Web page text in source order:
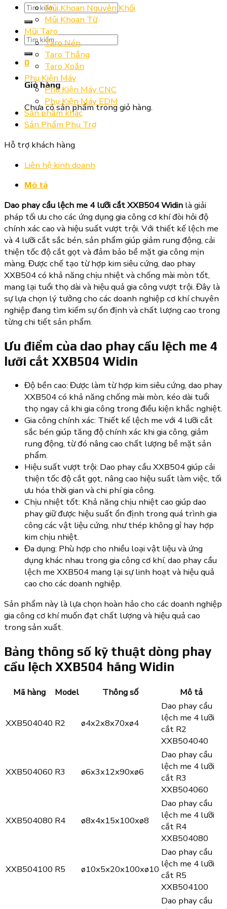
Tìm
kiếm:
Tìm
kiếm:
0
Giỏ hàng
Chưa có sản phẩm trong giỏ hàng.
Mũi Khoan Nguyên Khối
Mũi Khoan Từ
Mũi Taro
Taro Nén
Taro Thẳng
Taro Xoắn
Phụ Kiện Máy
Phụ Kiện Máy CNC
Phụ Kiện Máy EDM
Sản phẩm khác
Sản Phẩm Phụ Trợ
Hỗ trợ khách hàng
Liên hệ kinh doanh
Mô tả
Dao phay cầu lệch me 4 lưỡi cắt XXB504 Widin là giải
pháp tối ưu cho các ứng dụng gia công cơ khí đòi hỏi độ
chính xác cao và hiệu suất vượt trội. Với thiết kế lệch me
và 4 lưỡi cắt sắc bén, sản phẩm giúp giảm rung động, cải
thiện tốc độ cắt gọt và đảm bảo bề mặt gia công mịn
màng. Được chế tạo từ hợp kim siêu cứng, dao phay
XXB504 có khả năng chịu nhiệt và chống mài mòn tốt,
mang lại tuổi thọ dài và hiệu quả gia công vượt trội. Đây là
sự lựa chọn lý tưởng cho các doanh nghiệp cơ khí chuyên
nghiệp đang tìm kiếm sự ổn định và chất lượng cao trong
từng chi tiết sản phẩm.
Ưu điểm của dao phay cầu lệch me 4
lưỡi cắt XXB504 Widin
Độ bền cao: Được làm từ hợp kim siêu cứng, dao phay
XXB504 có khả năng chống mài mòn, kéo dài tuổi
thọ ngay cả khi gia công trong điều kiện khắc nghiệt.
Gia công chính xác: Thiết kế lệch me với 4 lưỡi cắt
sắc bén giúp tăng độ chính xác khi gia công, giảm
rung động, từ đó nâng cao chất lượng bề mặt sản
phẩm.
Hiệu suất vượt trội: Dao phay cầu XXB504 giúp cải
thiện tốc độ cắt gọt, nâng cao hiệu suất làm việc, tối
ưu hóa thời gian và chi phí gia công.
Chịu nhiệt tốt: Khả năng chịu nhiệt cao giúp dao
phay giữ được hiệu suất ổn định trong quá trình gia
công các vật liệu cứng, như thép không gỉ hay hợp
kim chịu nhiệt.
Đa dụng: Phù hợp cho nhiều loại vật liệu và ứng
dụng khác nhau trong gia công cơ khí, dao phay cầu
lệch me XXB504 mang lại sự linh hoạt và hiệu quả
cao cho các doanh nghiệp.
Sản phẩm này là lựa chọn hoàn hảo cho các doanh nghiệp
gia công cơ khí muốn đạt chất lượng và hiệu quả cao
trong sản xuất.
Bảng thông số kỹ thuật dòng phay
cầu lệch XXB504 hãng Widin
Mã hàng Model Thông số Mô tả
XXB504040 R2 ø4x2x8x70xø4
Dao phay cầu
lệch me 4 lưỡi
cắt R2
XXB504040
XXB504060 R3 ø6x3x12x90xø6
Dao phay cầu
lệch me 4 lưỡi
cắt R3
XXB504060
XXB504080 R4 ø8x4x15x100xø8
Dao phay cầu
lệch me 4 lưỡi
cắt R4
XXB504080
XXB504100 R5 ø10x5x20x100xø10
Dao phay cầu
lệch me 4 lưỡi
cắt R5
XXB504100
Dao phay cầu